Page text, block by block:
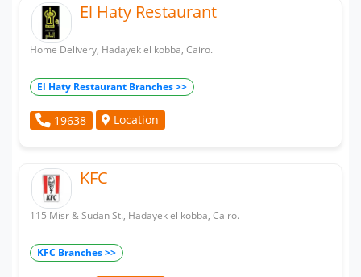
El Haty Restaurant
Home Delivery, Hadayek el kobba, Cairo.
El Haty Restaurant Branches >>
19638 Location
KFC
115 Misr & Sudan St., Hadayek el kobba, Cairo.
KFC Branches >>